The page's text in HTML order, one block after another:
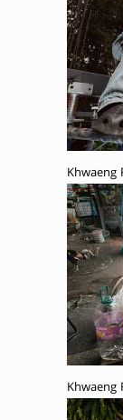
Khwaeng
Khwaeng